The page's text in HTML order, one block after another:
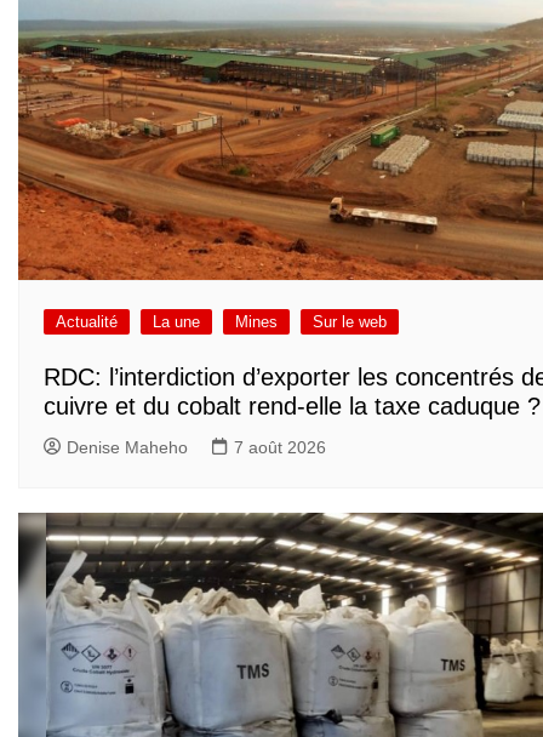
Actualité La une Mines Sur le web
RDC: l’interdiction d’exporter les concentrés
cuivre et du cobalt rend-elle la taxe caduque ?
Denise Maheho 7 août 2026